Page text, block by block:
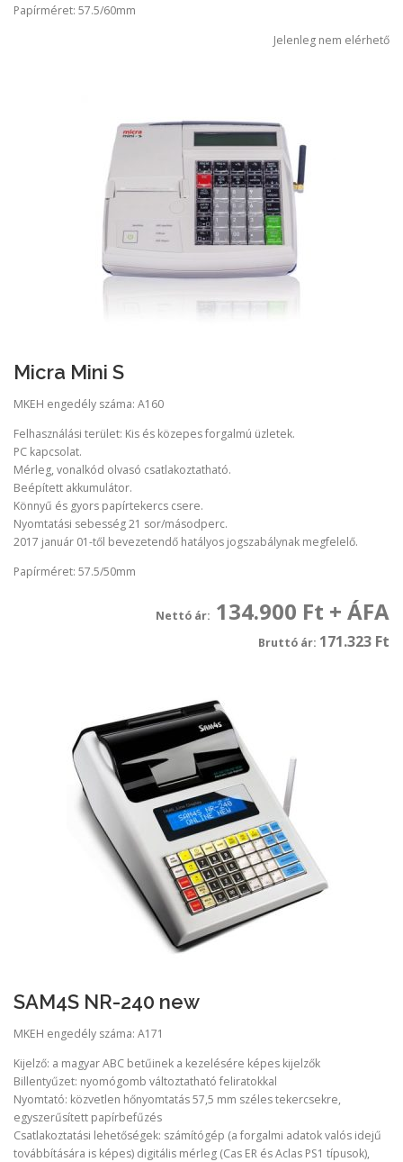
Papírméret: 57.5/60mm
Jelenleg nem elérhető
Micra Mini S
MKEH engedély száma: A160
Felhasználási terület: Kis és közepes forgalmú üzletek.
PC kapcsolat.
Mérleg, vonalkód olvasó csatlakoztatható.
Beépített akkumulátor.
Könnyű és gyors papírtekercs csere.
Nyomtatási sebesség 21 sor/másodperc.
2017 január 01-től bevezetendő hatályos jogszabálynak megfelelő.
Papírméret: 57.5/50mm
Nettó ár: 134.900 Ft + ÁFA
Bruttó ár: 171.323 Ft
SAM4S NR-240 new
MKEH engedély száma: A171
Kijelző: a magyar ABC betűinek a kezelésére képes kijelzők
Billentyűzet: nyomógomb változtatható feliratokkal
Nyomtató: közvetlen hőnyomtatás 57,5 mm széles tekercsekre,
egyszerűsített papírbefűzés
Csatlakoztatási lehetőségek: számítógép (a forgalmi adatok valós idejű
továbbítására is képes) digitális mérleg (Cas ER és Aclas PS1 típusok),